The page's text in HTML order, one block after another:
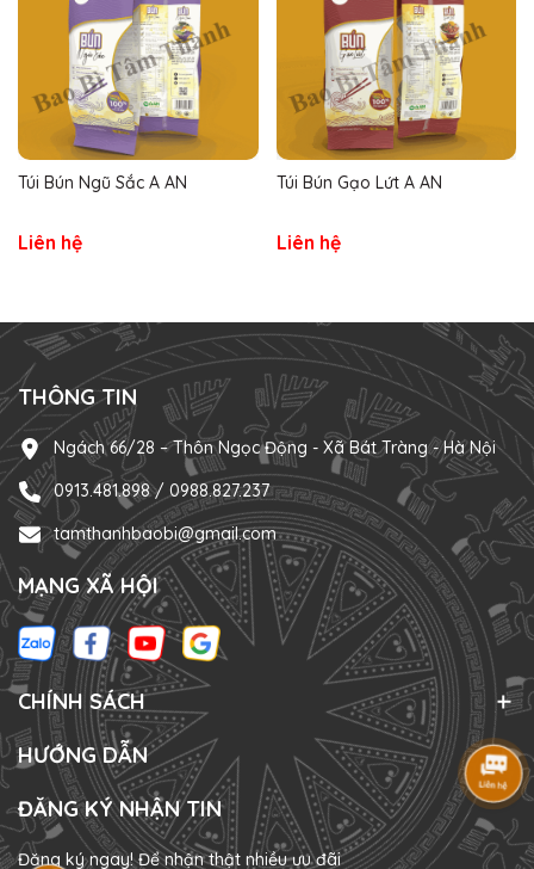
Túi Bún Ngũ Sắc A AN
Liên hệ
Túi Bún Gạo Lứt A AN
Liên hệ
THÔNG TIN
Ngách 66/28 – Thôn Ngọc Động - Xã Bát Tràng - Hà Nội
0913.481.898 / 0988.827.237
tamthanhbaobi@gmail.com
MẠNG XÃ HỘI
CHÍNH SÁCH
HƯỚNG DẪN
ĐĂNG KÝ NHẬN TIN
Đăng ký ngay! Để nhận thật nhiều ưu đãi